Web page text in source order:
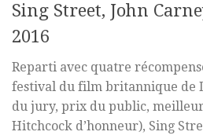
Sing Street, John
2016
Reparti avec quatre
festival du film britannique de
du jury, prix du public,
Hitchcock d’honneur), Sing